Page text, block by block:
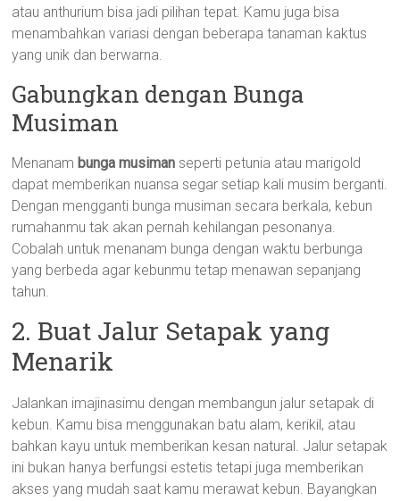
atau anthurium bisa jadi pilihan tepat. Kamu juga bisa
menambahkan variasi dengan beberapa tanaman kaktus
yang unik dan berwarna.
Gabungkan dengan Bunga
Musiman
Menanam bunga musiman seperti petunia atau marigold
dapat memberikan nuansa segar setiap kali musim berganti.
Dengan mengganti bunga musiman secara berkala, kebun
rumahanmu tak akan pernah kehilangan pesonanya.
Cobalah untuk menanam bunga dengan waktu berbunga
yang berbeda agar kebunmu tetap menawan sepanjang
tahun.
2. Buat Jalur Setapak yang
Menarik
Jalankan imajinasimu dengan membangun jalur setapak di
kebun. Kamu bisa menggunakan batu alam, kerikil, atau
bahkan kayu untuk memberikan kesan natural. Jalur setapak
ini bukan hanya berfungsi estetis tetapi juga memberikan
akses yang mudah saat kamu merawat kebun. Bayangkan